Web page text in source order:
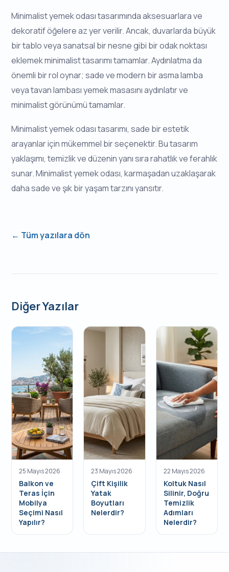
Minimalist yemek odası tasarımında aksesuarlara ve
dekoratif öğelere az yer verilir. Ancak, duvarlarda büyük
bir tablo veya sanatsal bir nesne gibi bir odak noktası
eklemek minimalist tasarımı tamamlar. Aydınlatma da
önemli bir rol oynar; sade ve modern bir asma lamba
veya tavan lambası yemek masasını aydınlatır ve
minimalist görünümü tamamlar.
Minimalist yemek odası tasarımı, sade bir estetik
arayanlar için mükemmel bir seçenektir. Bu tasarım
yaklaşımı, temizlik ve düzenin yanı sıra rahatlık ve ferahlık
sunar. Minimalist yemek odası, karmaşadan uzaklaşarak
daha sade ve şık bir yaşam tarzını yansıtır.
← Tüm yazılara dön
Diğer Yazılar
25 Mayıs 2026
Balkon ve
Teras İçin
Mobilya
Seçimi Nasıl
Yapılır?
23 Mayıs 2026
Çift Kişilik
Yatak
Boyutları
Nelerdir?
22 Mayıs 2026
Koltuk Nasıl
Silinir, Doğru
Temizlik
Adımları
Nelerdir?